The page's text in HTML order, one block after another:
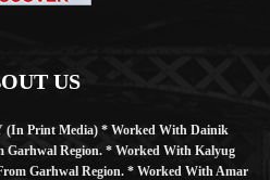
US
Print Media) * Worked With Dainik
Garhwal Region. * Worked With Kalyug
Garhwal Region. * Worked With Amar